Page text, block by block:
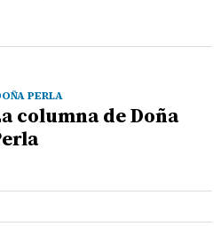
PERLA
columna de Doña